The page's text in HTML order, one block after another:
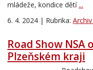
mládeže, kondice dětí...
6. 4. 2024 | Rubrika:
Road Show
Plzeňském kraji